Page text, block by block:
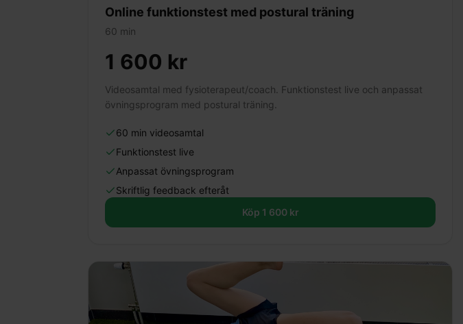
Online funktionstest med postural träning
60 min
1 600 kr
Videosamtal med fysioterapeut/coach. Funktionstest live och anpassat
övningsprogram med postural träning.
60 min videosamtal
Funktionstest live
Anpassat övningsprogram
Skriftlig feedback efteråt
Köp 1 600 kr